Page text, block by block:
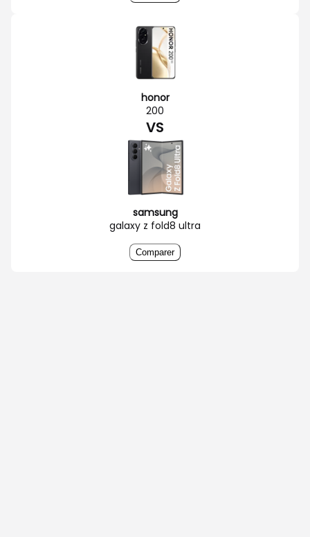
honor
200
VS
samsung
galaxy z fold8 ultra
Comparer